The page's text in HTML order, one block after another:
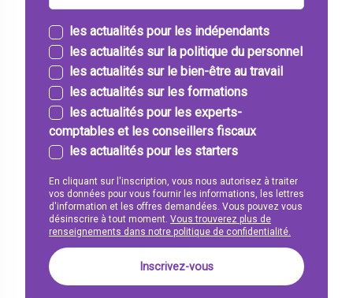
les actualités pour les indépendants
les actualités sur la politique du personnel
les actualités sur le bien-être au travail
les actualités sur les formations
les actualités pour les experts-
comptables et les conseillers fiscaux
les actualités pour les starters
En cliquant sur l'inscription, vous nous autorisez à traiter
vos données pour vous fournir les informations, les lettres
d'information et les offres demandées. Vous pouvez vous
désinscrire à tout moment. Vous trouverez plus de
renseignements dans notre politique de confidentialité.